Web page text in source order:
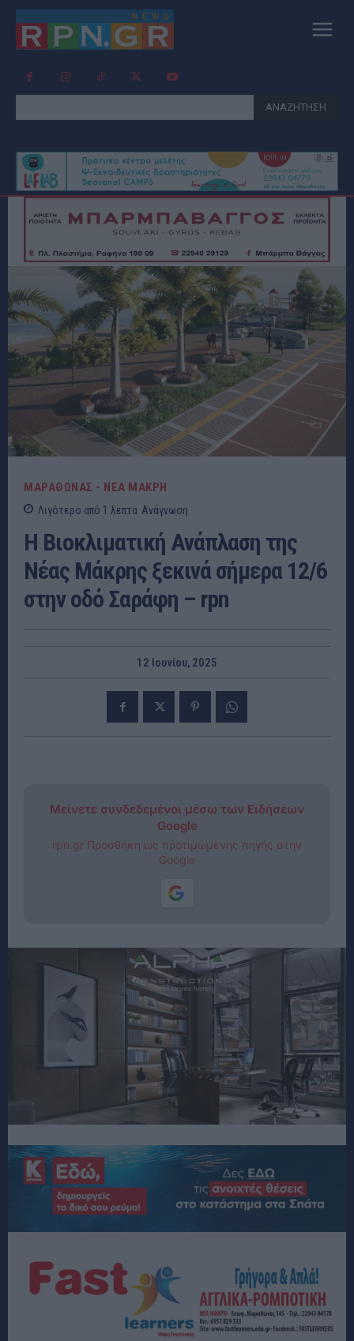
ΑΝΑΖΗΤΗΣΗ
ΜΑΡΑΘΩΝΑΣ - ΝΕΑ ΜΑΚΡΗ
Λιγότερο από 1 λεπτα Ανάγνωση
Η Βιοκλιματική Ανάπλαση της
Νέας Μάκρης ξεκινά σήμερα 12/6
στην οδό Σαράφη – rpn
12 Ιουνίου, 2025
Μείνετε συνδεδεμένοι μέσω των Ειδήσεων
Google
rpn.gr Προσθήκη ως προτιμώμενης πηγής στην
Google